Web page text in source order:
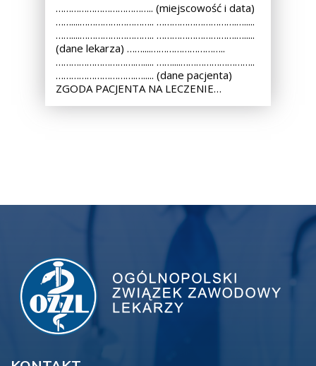
……………………………….. (miejscowość i data)
……....……………………….. ………………………….….....
……....……………………….. ………………………….….....
(dane lekarza) ……....………………………..
………………………….…..... ……....………………………..
………………………….…..... (dane pacjenta)
ZGODA PACJENTA NA LECZENIE…